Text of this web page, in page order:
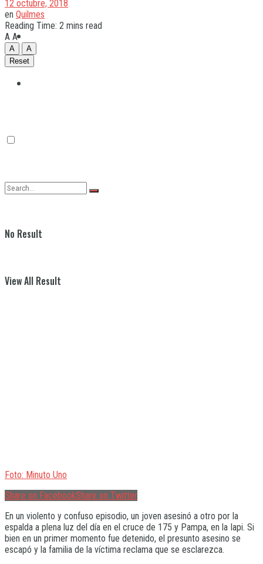
No Result
View All Result
12 octubre, 2018
en Quilmes
Reading Time: 2 mins read
A A
A
A
Reset
Foto: Minuto Uno
Share on FacebookShare on Twitter
En un violento y confuso episodio, un joven asesinó a otro por la
espalda a plena luz del día en el cruce de 175 y Pampa, en la Iapi. Si
bien en un primer momento fue detenido, el presunto asesino se
escapó y la familia de la víctima reclama que se esclarezca.